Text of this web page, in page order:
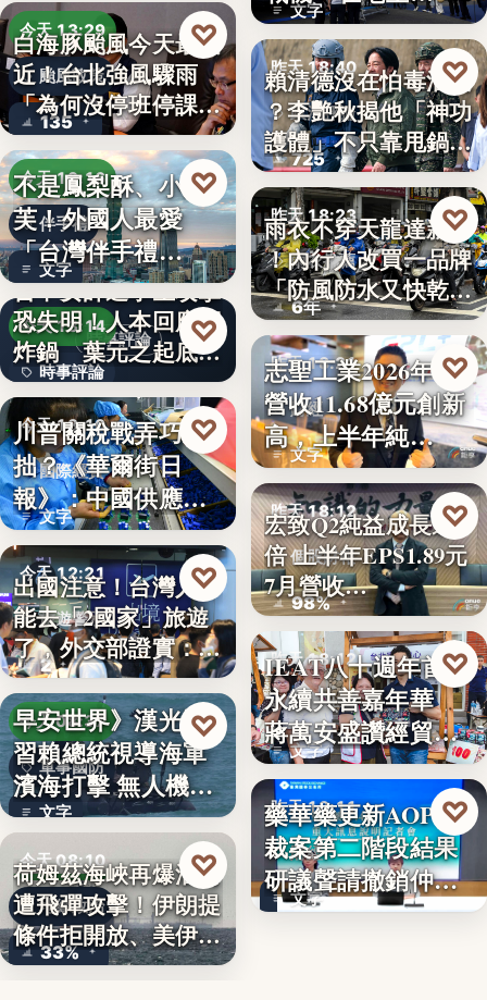
今天 13:29
颱風政策
135
白海豚颱風今天最接
近！台北強風驟雨
「為何沒停班停課」
？蔣…
♡
今天 13:16
伴手禮
文字
不是鳳梨酥、小泡
芙！外國人最愛
「台灣伴手禮
TOP5」冠軍…
♡
時事評論
今天 13:14
時事評論
18萬
台中女師遭學生攻擊
恐失明！人本回應網
炸鍋 葉元之起底
「…
♡
今天 13:10
國際經貿
文字
川普關稅戰弄巧成
拙？《華爾街日
報》：中國供應沒
斷鏈，反而…
♡
今天 12:21
旅遊警示
2
出國注意！台灣人不
能去「2國家」旅遊
了，外交部證實：拒
絕…
♡
今天 08:37
軍事國防
文字
早安世界》漢光演
習賴總統視導海軍
濱海打擊 無人機秀
攻擊力
♡
今天 08:10
地緣政治
33%
荷姆茲海峽再爆油輪
遭飛彈攻擊！伊朗提
條件拒開放、美伊談
判…
♡
文字
產」，機隊規…
昨天 18:40
政治評論
725
賴清德沒在怕毒油案
？李艷秋揭他「神功
護體」不只靠甩鍋盧
秀…
♡
昨天 18:23
雨衣推薦
6年
雨衣不穿天龍達新牌
！內行人改買一品牌
「防風防水又快乾、
穿…
♡
昨天 18:21
財經
文字
志聖工業2026年7月
營收11.68億元創新
高，上半年純…
♡
昨天 18:12
個股財報
98%
宏致Q2純益成長近1
倍 上半年EPS1.89元
7月營收…
♡
昨天 18:12
永續共善
文字
IEAT八十週年首辦
永續共善嘉年華
蔣萬安盛讚經貿公
益打…
♡
昨天 18:11
財經
文字
藥華藥更新AOP仲
裁案第二階段結果
研議聲請撤銷仲裁
判斷
♡